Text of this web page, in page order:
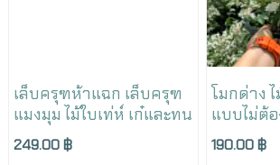
เล็บครุฑห้าแฉก เล็บครุฑ
แมงมุม ไม้ใบเท่ห์ เก๋และทน
249.00 ฿
โมกด่าง
แบบไม่ต้อ
190.00 ฿